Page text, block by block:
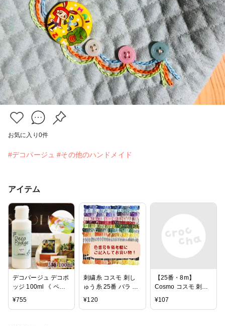
お気に入り 0件
#デコパージュ #その他のハンドメイド
アイテム
デコパージュ デコポ
ッジ 100ml 《 ペー
パー ナプキン 紙ナ
¥755
刺繍糸 コスモ 刺し
ゅう糸 25番 バラ 色
番号購入時カート備
¥120
【25番・8m】
Cosmo コスモ 刺繍
糸 刺しゅう糸 色番
¥107